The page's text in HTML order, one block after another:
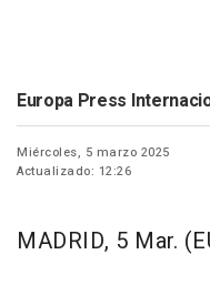
Europa Press
Miércoles, 5 marzo 2025
Actualizado: 12:26
MADRID, 5 Mar.